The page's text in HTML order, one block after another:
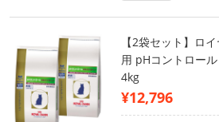
【2袋セット】ロ
用 pHコントロー
4kg
¥12,796